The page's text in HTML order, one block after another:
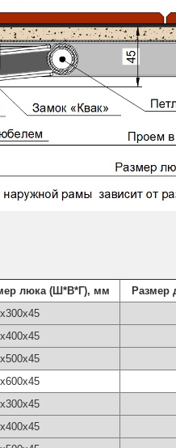
люка (Ш*В*Г), мм Размер